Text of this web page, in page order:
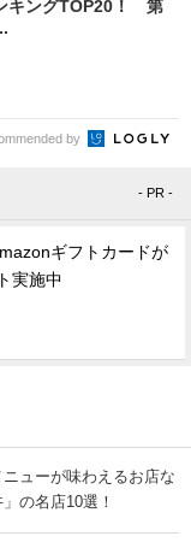
キングTOP20！ 第
by
- PR -
ギフトカードが
実施中
ューが味わえるお店な
の名店10選！